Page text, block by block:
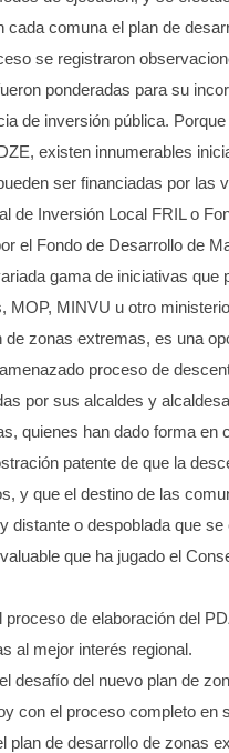
cada comuna el plan de
se registraron
ponderadas para su
de inversión pública.
existen innumerables
ser financiadas por las
de Inversión Local FRIL o
el Fondo de Desarrollo de
gama de iniciativas que
MOP, MINVU u otro
zonas extremas, es una
proceso de
por sus alcaldes y
quienes han dado forma en
patente de que la
y que el destino de las
distante o despoblada que se
que ha jugado el
de elaboración del
al mejor interés regional.
desafío del nuevo plan de
con el proceso completo en
plan de desarrollo de zonas